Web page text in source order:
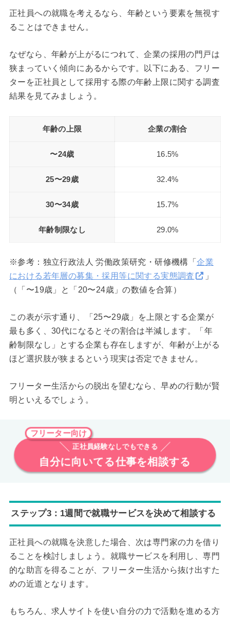
正社員への就職を考えるなら、年齢という要素を無視す
ることはできません。
なぜなら、年齢が上がるにつれて、企業の採用の門戸は
狭まっていく傾向にあるからです。以下にある、フリー
ターを正社員として採用する際の年齢上限に関する調査
結果を見てみましょう。
年齢の上限 企業の割合
〜24歳 16.5%
25〜29歳 32.4%
30〜34歳 15.7%
年齢制限なし 29.0%
※参考：独立行政法人 労働政策研究・研修機構「企業
における若年層の募集・採用等に関する実態調査
」
（「〜19歳」と「20〜24歳」の数値を合算）
この表が示す通り、「25〜29歳」を上限とする企業が
最も多く、30代になるとその割合は半減します。「年
齢制限なし」とする企業も存在しますが、年齢が上がる
ほど選択肢が狭まるという現実は否定できません。
フリーター生活からの脱出を望むなら、早めの行動が賢
明といえるでしょう。
フリーター向け
正社員経験なしでもできる
自分に向いてる仕事を相談する
ステップ3：1週間で就職サービスを決めて相談する
正社員への就職を決意した場合、次は専門家の力を借り
ることを検討しましょう。就職サービスを利用し、専門
的な助言を得ることが、フリーター生活から抜け出すた
めの近道となります。
もちろん、求人サイトを使い自分の力で活動を進める方